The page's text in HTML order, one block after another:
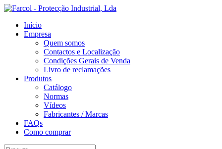
Início
Empresa
Quem somos
Contactos e Localização
Condições Gerais de Venda
Livro de reclamações
Produtos
Catálogo
Normas
Vídeos
Fabricantes / Marcas
FAQs
Como comprar